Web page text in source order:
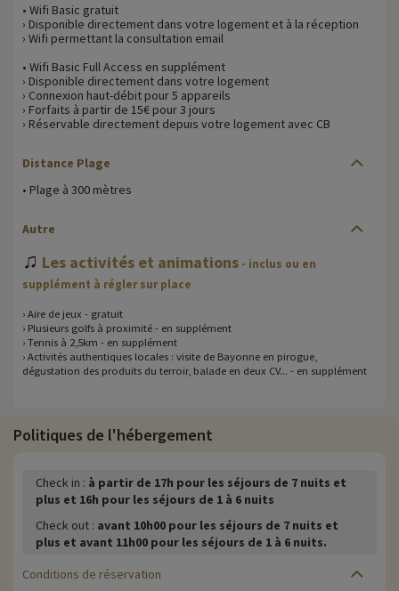
• Wifi Basic gratuit
› Disponible directement dans votre logement et à la réception
› Wifi permettant la consultation email
• Wifi Basic Full Access en supplément
› Disponible directement dans votre logement
› Connexion haut-débit pour 5 appareils
› Forfaits à partir de 15€ pour 3 jours
› Réservable directement depuis votre logement avec CB
Distance Plage
• Plage à 300 mètres
Autre
♫ Les activités et animations - inclus ou en
supplément à régler sur place
› Aire de jeux - gratuit
› Plusieurs golfs à proximité - en supplément
› Tennis à 2,5km - en supplément
› Activités authentiques locales : visite de Bayonne en pirogue,
dégustation des produits du terroir, balade en deux CV... - en supplément
Politiques de l'hébergement
Check in : à partir de 17h pour les séjours de 7 nuits et
plus et 16h pour les séjours de 1 à 6 nuits
Check out : avant 10h00 pour les séjours de 7 nuits et
plus et avant 11h00 pour les séjours de 1 à 6 nuits.
Conditions de réservation